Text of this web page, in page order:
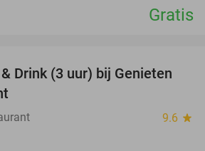
Gratis
19%
Drink (3 uur) bij Genieten
9.6 star